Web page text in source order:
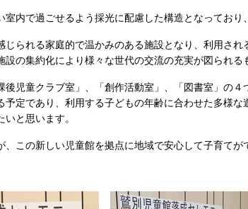
内で過ごせるよう採光に配慮した構造となっており、
じられる家庭的で温かみのある施設となり、利用さ
の集約化により様々な世代の交流の充実が図られる
児童クラブ室」、「創作活動室」、「図書室」の４
予定であり、利用する子どもの年齢に合わせた多様
と思います。
この新しい児童館を拠点に地域で安心して子育てが